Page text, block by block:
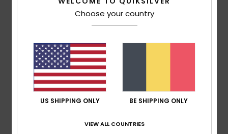
/5
gebaseerd op2 geverifieerde beoordelingensinds
juli 2026
50% van onze klanten bevelen dit product aan
Comfort
Choose your country
US SHIPPING ONLY BE SHIPPING ONLY
VIEW ALL COUNTRIES